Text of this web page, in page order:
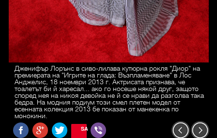
Дженифър Лорънс в сиво-лилава кутюрна рокля "Диор" на
премиерата на "Игрите на глада: Възпламеняване" в Лос
Анджелис, 18 ноември 2013 г. Актрисата признава, че
тоалетът би й харесал... ако го носеше някой друг, защото
според нея на никоя девойка не й се нрави да разголва така
бедра. На модния подиум този смел плетен модел от
есенната колекция 2013 бе показан от манекенка по
монокини.
SAVE